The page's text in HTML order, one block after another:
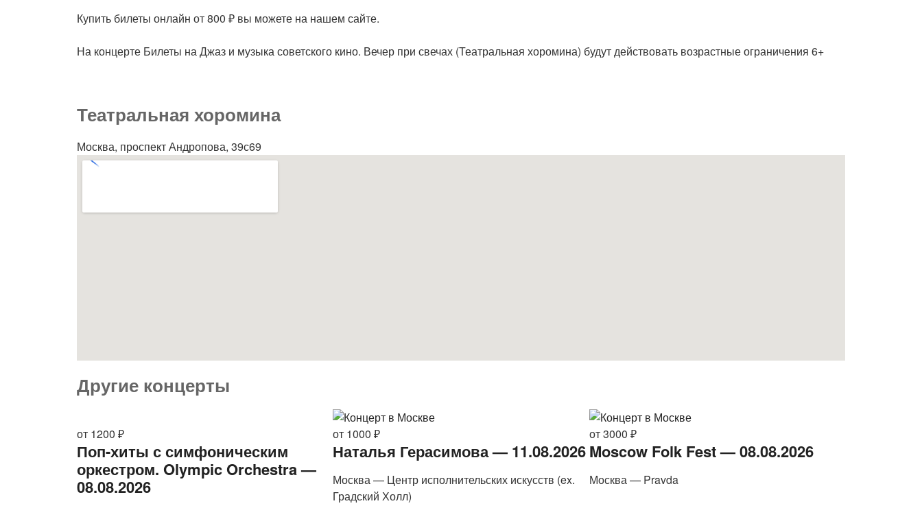
Купить билеты онлайн от 800 ₽ вы можете на нашем сайте.
На концерте Билеты на Джаз и музыка советского кино. Вечер при свечах (Театральная хоромина) будут действовать возрастные ограничения 6+
Театральная хоромина
Москва, проспект Андропова, 39с69
Другие концерты
от 1200 ₽
Поп-хиты с симфоническим
оркестром. Olympic Orchestra —
08.08.2026
от 1000 ₽
Наталья Герасимова — 11.08.2026
Москва — Центр исполнительских искусств (ex.
Градский Холл)
от 3000 ₽
Moscow Folk Fest — 08.08.2026
Москва — Pravda